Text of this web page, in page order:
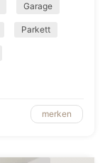
Garage
Parkett
merken